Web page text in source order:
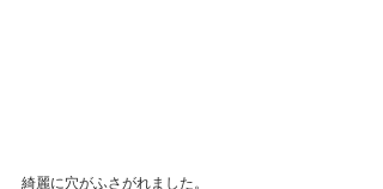
綺麗に穴がふさがれました。